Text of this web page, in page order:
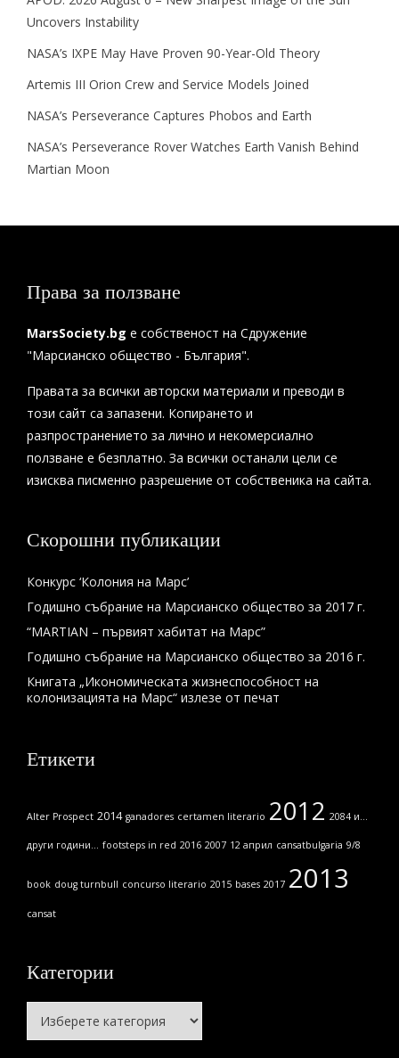
Uncovers Instability
NASA’s IXPE May Have Proven 90-Year-Old Theory
Artemis III Orion Crew and Service Models Joined
NASA’s Perseverance Captures Phobos and Earth
NASA’s Perseverance Rover Watches Earth Vanish Behind
Martian Moon
Права за ползване
MarsSociety.bg е собственост на Сдружение
"Марсианско общество - България".
Правата за всички авторски материали и преводи в
този сайт са запазени. Копирането и
разпространението за лично и некомерсиално
ползване е безплатно. За всички останали цели се
изисква писменно разрешение от собственика на сайта.
Скорошни публикации
Конкурс ‘Колония на Марс’
Годишно събрание на Марсианско общество за 2017 г.
“MARTIAN – първият хабитат на Марс”
Годишно събрание на Марсианско общество за 2016 г.
Книгата „Икономическата жизнеспособност на
колонизацията на Марс“ излезе от печат
Етикети
Alter Prospect 2014 ganadores certamen literario 2012 2084 и...
други години... footsteps in red 2016 2007 12 април cansatbulgaria 9/8
book doug turnbull concurso literario 2015 bases 2017 2013
cansat
Категории
Категории